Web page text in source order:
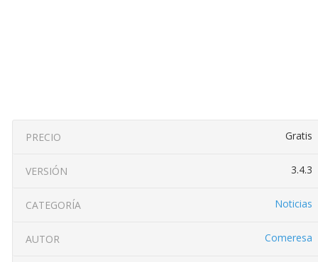
PRECIO Gratis
VERSIÓN 3.4.3
CATEGORÍA Noticias
AUTOR Comeresa